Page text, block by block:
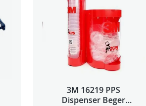
3M 16219 PPS
Dispenser Beger